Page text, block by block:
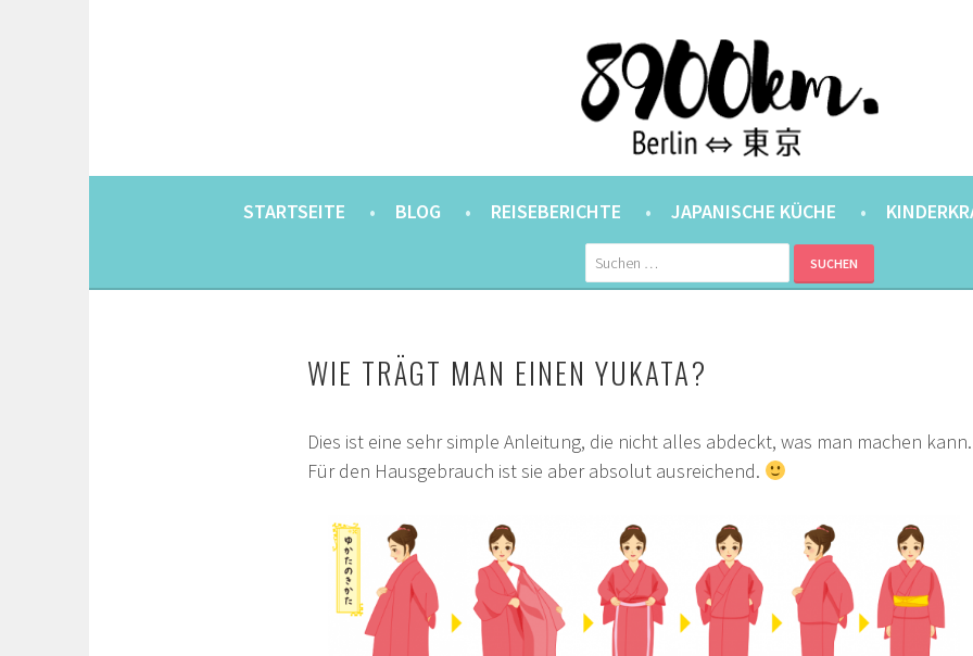
STARTSEITE BLOG REISEBERICHTE JAPANISCHE KÜCHE
Suchen
nach:
WIE TRÄGT MAN EINEN YUKATA?
Dies ist eine sehr simple Anleitung, die nicht alles abdeckt, was man machen kann.
Für den Hausgebrauch ist sie aber absolut ausreichend.